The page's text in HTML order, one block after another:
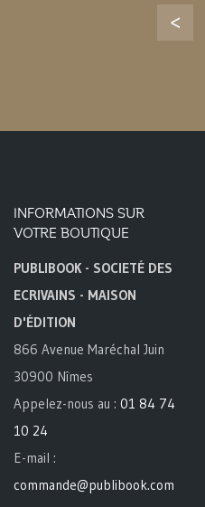
INFORMATIONS SUR
VOTRE BOUTIQUE
PUBLIBOOK - SOCIETÉ DES
ECRIVAINS - MAISON
D'ÉDITION
866 Avenue Maréchal Juin
30900 Nîmes
Appelez-nous au : 01 84 74
10 24
E-mail :
commande@publibook.com